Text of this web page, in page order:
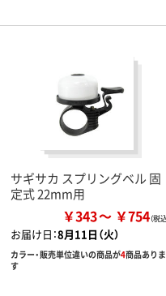
サギサカ スプリングベル 固
定式 22mm用
￥343 ￥754
お届け日：8月11日（火）
カラー・販売単位違いの商品が4商品ありま
す